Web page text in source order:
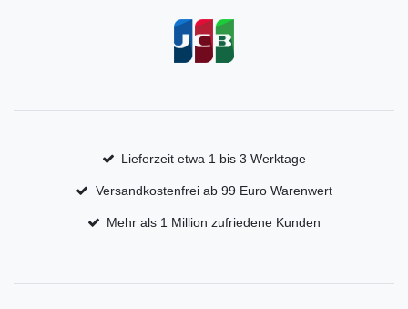
Lieferzeit etwa 1 bis 3 Werktage
Versandkostenfrei ab 99 Euro Warenwert
Mehr als 1 Million zufriedene Kunden